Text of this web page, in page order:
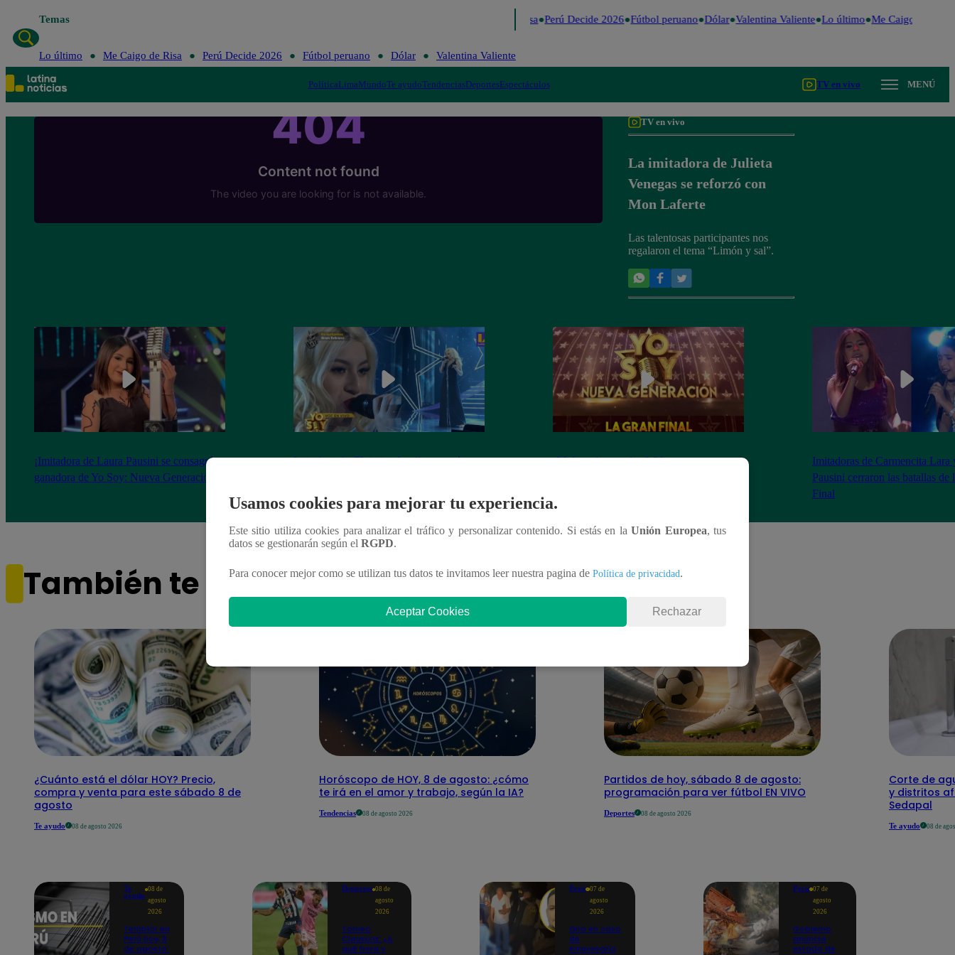
Temas Me Caigo de Risa Perú Decide 2026 Fútbol peruano Dólar Valentina Valiente Lo último Me Caigo de Risa
Lo último Me Caigo de Risa Perú Decide 2026 Fútbol peruano Dólar Valentina Valiente
PolíticaLimaMundoTe ayudoTendenciasDeportesEspectáculos TV en vivo MENÚ
TV en vivo
La imitadora de Julieta
Venegas se reforzó con
Mon Laferte
Las talentosas participantes nos
regalaron el tema “Limón y sal”.
¡Imitadora de Laura Pausini se consagró
ganadora de Yo Soy: Nueva Generación!
Imitadora de Christina Aguilera cantó
¡Mañana lunes a las 8:20 pm conoceremos
Imitadoras de Carmencita Lara
Pausini cerraron las batallas de
Final
También te puede interesar
¿Cuánto está el dólar HOY? Precio,
compra y venta para este sábado 8 de
agosto
Te ayudo 08 de agosto 2026
Horóscopo de HOY, 8 de agosto: ¿cómo
te irá en el amor y trabajo, según la IA?
Tendencias 08 de agosto 2026
Partidos de hoy, sábado 8 de agosto:
programación para ver fútbol EN VIVO
Deportes 08 de agosto 2026
Corte de
y distritos
Sedapal
Te ayudo 08 de
Te
ayudo
08 de
agosto
2026
Temblor en
Perú hoy, 8
de agosto:
Deportes 08 de
agosto
2026
Torneo
Clausura: ¿A
qué hora y
Perú 07 de
agosto
2026
Giro en caso
de
empresario
Perú 07 de
agosto
2026
Gobierno
anuncia
estado de
Usamos cookies para mejorar tu experiencia.
Este sitio utiliza cookies para analizar el tráfico y personalizar contenido. Si estás en laUnión Europea, tus
datos se gestionarán según el RGPD.
Para conocer mejor como se utilizan tus datos te invitamos leer nuestra pagina de Política de privacidad.
Aceptar Cookies Rechazar